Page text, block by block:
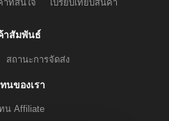
าที่สนใจ เปรียบเทียบสินค้า
าสัมพันธ์
สถานะการจัดส่ง
นของเรา
น Affiliate